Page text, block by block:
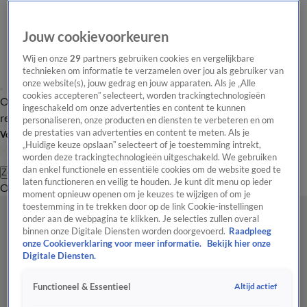
Overzicht Laatste nieuws Regionieuws Het beste van Hart
Tip de
redactie
Volg Hart van Nederland
Zoeken
OverzichtRegioUitzendingenWeerTip de redactiePanelVideo's
Jouw cookievoorkeuren
Wij en onze29 partners gebruiken cookies en vergelijkbare
technieken om informatie te verzamelen over jou als gebruiker van
onze website(s), jouw gedrag en jouw apparaten. Als je „Alle
cookies accepteren” selecteert, worden trackingtechnologieën
ingeschakeld om onze advertenties en content te kunnen
personaliseren, onze producten en diensten te verbeteren en om
de prestaties van advertenties en content te meten. Als je
„Huidige keuze opslaan” selecteert of je toestemming intrekt,
worden deze trackingtechnologieën uitgeschakeld. We gebruiken
dan enkel functionele en essentiële cookies om de website goed te
laten functioneren en veilig te houden. Je kunt dit menu op ieder
moment opnieuw openen om je keuzes te wijzigen of om je
toestemming in te trekken door op de link Cookie-instellingen
onder aan de webpagina te klikken. Je selecties zullen overal
binnen onze Digitale Diensten worden doorgevoerd. Raadpleeg
onze Cookieverklaring voor meer informatie.
Bekijk hier onze
Digitale Diensten.
Functioneel & Essentieel Altijd actief